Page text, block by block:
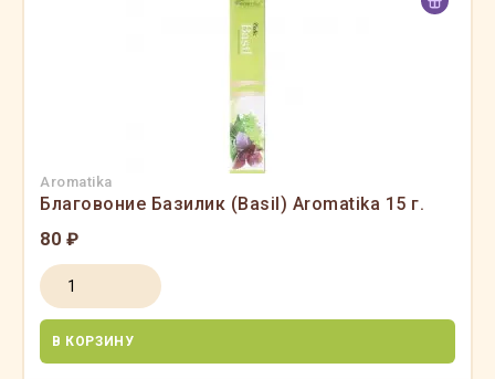
Aromatika
Благовоние Базилик (Basil) Aromatika 15 г.
80 ₽
В КОРЗИНУ